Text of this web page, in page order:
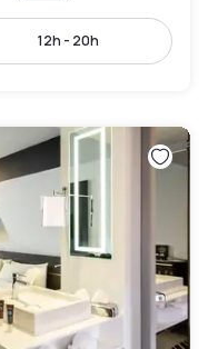
12h - 20h